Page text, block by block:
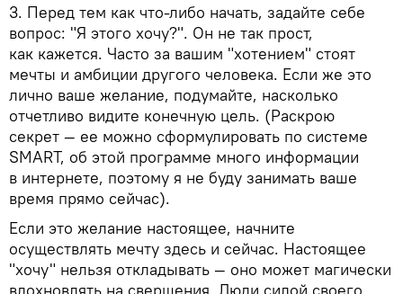
3. Перед тем как что-либо начать, задайте себе
вопрос: "Я этого хочу?". Он не так прост,
как кажется. Часто за вашим "хотением" стоят
мечты и амбиции другого человека. Если же это
лично ваше желание, подумайте, насколько
отчетливо видите конечную цель. (Раскрою
секрет — ее можно сформулировать по системе
SMART, об этой программе много информации
в интернете, поэтому я не буду занимать ваше
время прямо сейчас).
Если это желание настоящее, начните
осуществлять мечту здесь и сейчас. Настоящее
"хочу" нельзя откладывать — оно может магически
вдохновлять на свершения. Люди силой своего